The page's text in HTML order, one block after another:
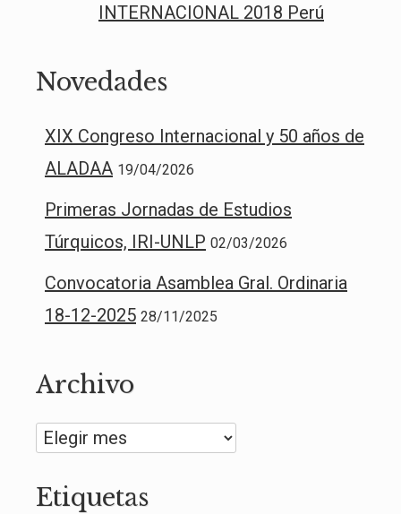
INTERNACIONAL 2018 Perú
Novedades
XIX Congreso Internacional y 50 años de
ALADAA 19/04/2026
Primeras Jornadas de Estudios
Túrquicos, IRI-UNLP 02/03/2026
Convocatoria Asamblea Gral. Ordinaria
18-12-2025 28/11/2025
Archivo
Archivo
Etiquetas